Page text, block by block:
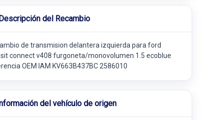
del Recambio
de transmision delantera izquierda para ford
connect v408 furgoneta/monovolumen 1.5 ecoblue
OEM IAM KV663B437BC 2586010
del vehículo de origen